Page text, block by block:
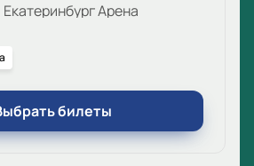
Екатеринбург Арена
билеты